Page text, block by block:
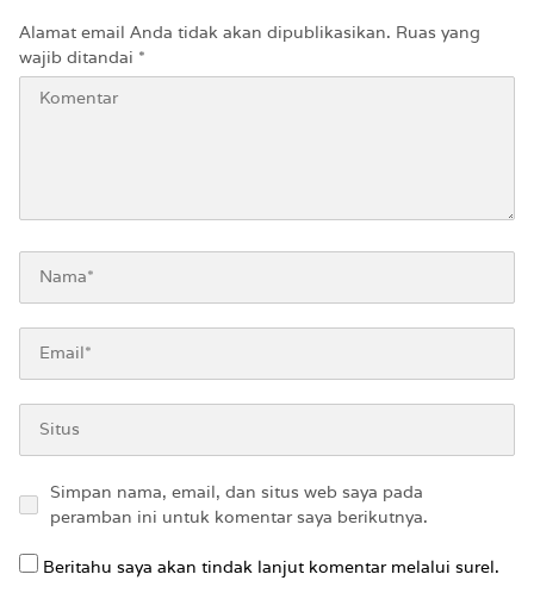
Sekarang
Alamat email Anda tidak akan dipublikasikan. Ruas yang
wajib ditandai *
Simpan nama, email, dan situs web saya pada
peramban ini untuk komentar saya berikutnya.
Beritahu saya akan tindak lanjut komentar melalui surel.